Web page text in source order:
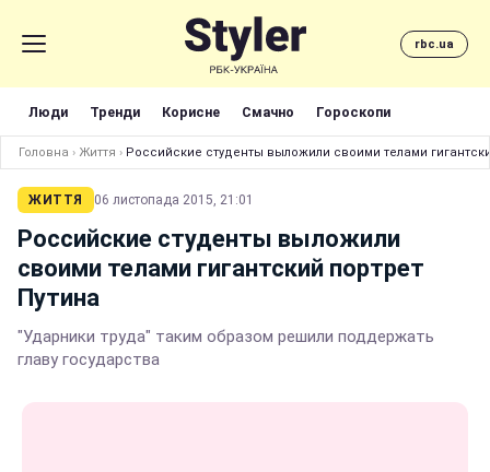
rbc.ua
Люди Тренди Корисне Смачно Гороскопи
Головна › Життя › Российские студенты выложили своими телами
ЖИТТЯ 06 листопада 2015, 21:01
Российские студенты выложили
своими телами гигантский портрет
Путина
"Ударники труда" таким образом решили поддержать
главу государства